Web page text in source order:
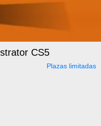
CS5
Plazas limitadas